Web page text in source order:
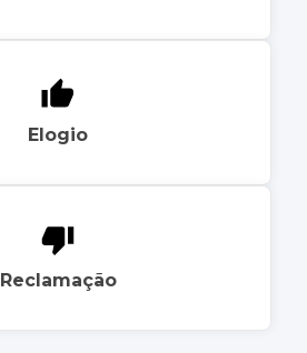
Elogio
Reclamação